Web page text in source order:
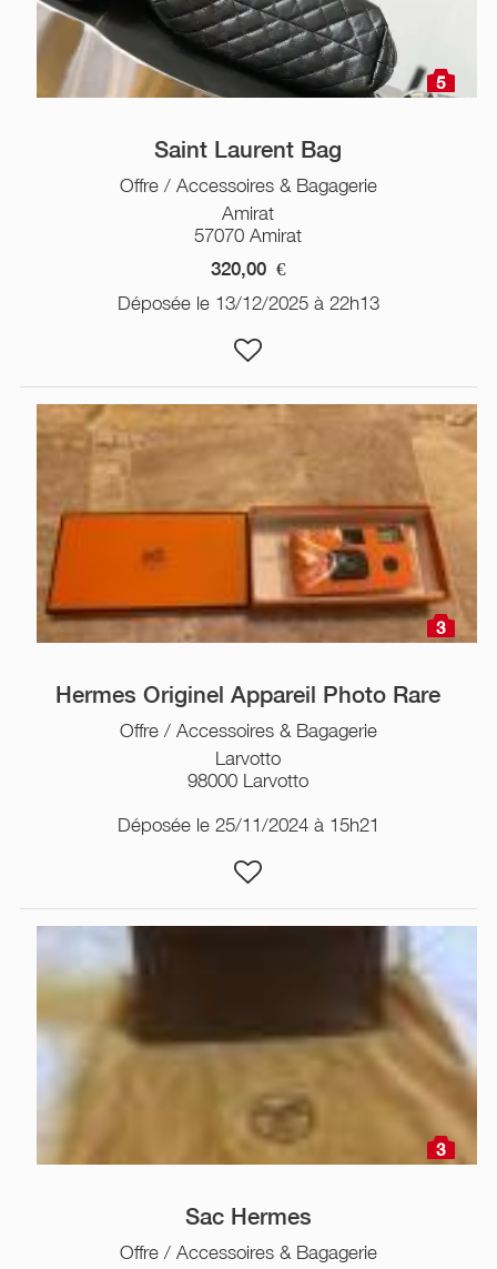
5
Saint Laurent Bag
Offre / Accessoires & Bagagerie
Amirat
57070 Amirat
320,00 €
Déposée le 13/12/2025 à 22h13
3
Hermes Originel Appareil Photo Rare
Offre / Accessoires & Bagagerie
Larvotto
98000 Larvotto
Déposée le 25/11/2024 à 15h21
3
Sac Hermes
Offre / Accessoires & Bagagerie